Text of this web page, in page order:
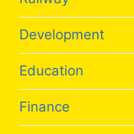
Development
Education
Finance